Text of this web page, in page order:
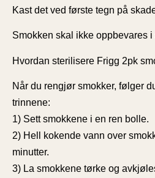
Kast det ved første tegn på
Smokken skal ikke oppbevares
Hvordan sterilisere Frigg 2pk
Når du rengjør smokker, følger
trinnene:
1) Sett smokkene i en ren bolle.
2) Hell kokende vann over
minutter.
3) La smokkene tørke og